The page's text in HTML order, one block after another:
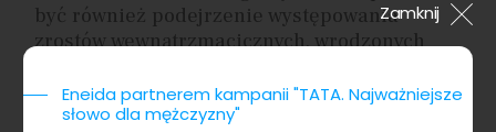
być również podejrzenie występowania
zrostów wewnątrzmacicznych, wrodzonych
wewnątrzmacicznej której nie można usunąć
w konwencjonalny sposób.
Zamknij
Eneida partnerem kampanii "TATA. Najważniejsze
słowo dla mężczyzny"